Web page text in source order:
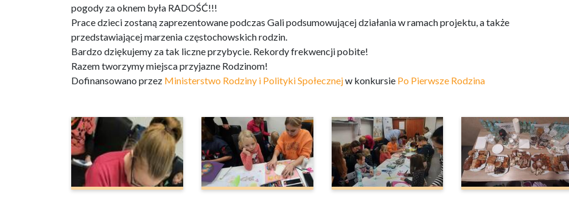
pogody za oknem była RADOŚĆ!!!
Prace dzieci zostaną zaprezentowane podczas Gali podsumowującej działania w ramach projektu, a także
przedstawiającej marzenia częstochowskich rodzin.
Bardzo dziękujemy za tak liczne przybycie. Rekordy frekwencji pobite!
Razem tworzymy miejsca przyjazne Rodzinom!
Dofinansowano przez Ministerstwo Rodziny i Polityki Społecznejw konkursie Po Pierwsze Rodzina